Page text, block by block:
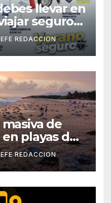
llevar en
seguro
REDACCION
de
playas de
REDACCION